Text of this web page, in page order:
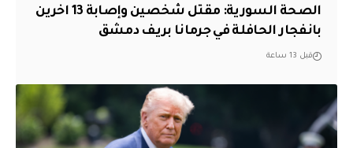
الصحة السورية: مقتل شخصين وإصابة 13 اخرين
بانفجار الحافلة في جرمانا بريف دمشق
قبل 13 ساعة